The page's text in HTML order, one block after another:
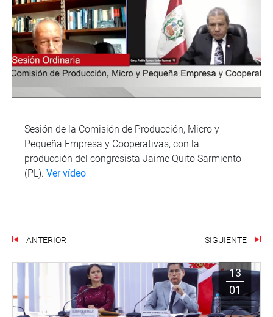
Sesión de la Comisión de Producción, Micro y
Pequeña Empresa y Cooperativas, con la
producción del congresista Jaime Quito Sarmiento
(PL). Ver vídeo
ANTERIOR SIGUIENTE
13
01